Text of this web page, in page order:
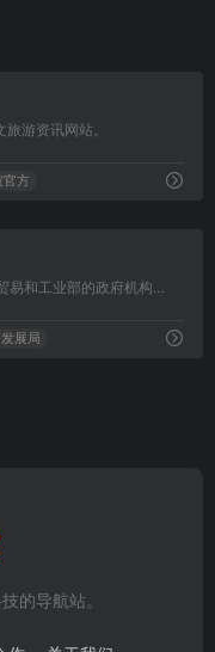
游资讯网站。
官方
新加坡经济发展局 (EDB) 是隶属贸易和工业部的政府机构，负责制定提升新加坡作为全球商业、创新和人才中心地位的策略。
展局
的导航站。